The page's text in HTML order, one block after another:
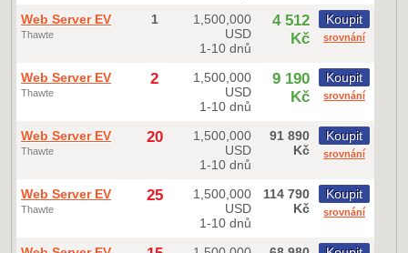
Web Server EV
Thawte
1
1,500,000
USD
1-10 dnů
4 512
Kč
Koupit
srovnání
Web Server EV
Thawte
2
1,500,000
USD
1-10 dnů
9 190
Kč
Koupit
srovnání
Web Server EV
Thawte
20
1,500,000
USD
1-10 dnů
91 890
Kč
Koupit
srovnání
Web Server EV
Thawte
25
1,500,000
USD
1-10 dnů
114 790
Kč
Koupit
srovnání